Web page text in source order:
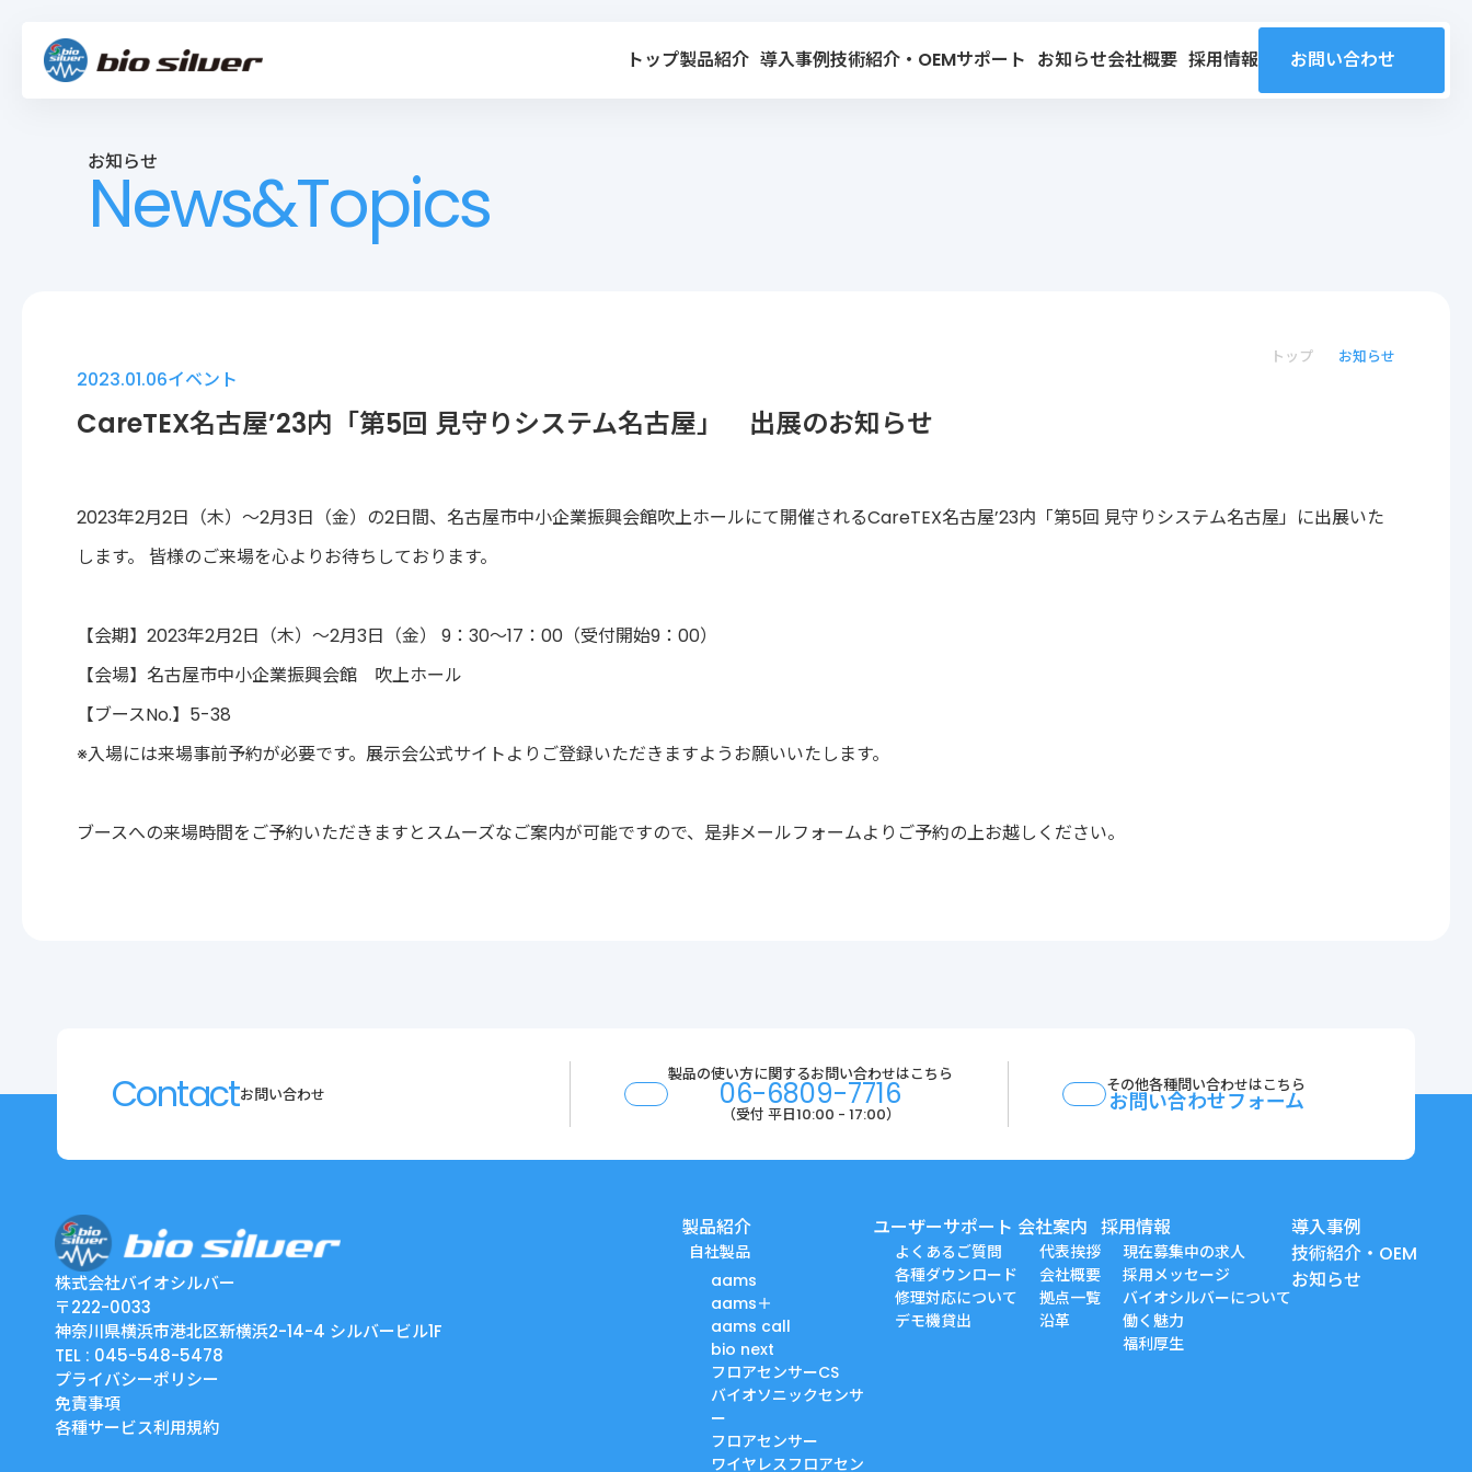
トップ製品紹介 導入事例技術紹介・OEMサポート お知らせ会社概要 採用情報 お問い合わせ
お知らせ
News&Topics
トップ お知らせ
2023.01.06イベント
CareTEX名古屋’23内「第5回 見守りシステム名古屋」 出展のお知らせ
2023年2月2日（木）～2月3日（金）の2日間、名古屋市中小企業振興会館吹上ホールにて開催されるCareTEX名古屋’23内「第5回 見守りシステム名古屋」に出展いた
します。 皆様のご来場を心よりお待ちしております。
【会期】2023年2月2日（木）～2月3日（金） 9：30～17：00（受付開始9：00）
【会場】名古屋市中小企業振興会館 吹上ホール
【ブースNo.】5-38
※入場には来場事前予約が必要です。展示会公式サイトよりご登録いただきますようお願いいたします。
ブースへの来場時間をご予約いただきますとスムーズなご案内が可能ですので、是非メールフォームよりご予約の上お越しください。
Contactお問い合わせ
製品の使い方に関するお問い合わせはこちら
06-6809-7716
（受付 平日10:00 - 17:00）
その他各種問い合わせはこちら
お問い合わせフォーム
株式会社バイオシルバー
〒222-0033
神奈川県横浜市港北区新横浜2-14-4 シルバービル1F
TEL : 045-548-5478
プライバシーポリシー
免責事項
各種サービス利用規約
製品紹介
自社製品
aams
aams＋
aams call
bio next
フロアセンサーCS
バイオソニックセンサ
ー
フロアセンサー
ワイヤレスフロアセン
ユーザーサポート
よくあるご質問
各種ダウンロード
修理対応について
デモ機貸出
会社案内
代表挨拶
会社概要
拠点一覧
沿革
採用情報
現在募集中の求人
採用メッセージ
バイオシルバーについて
働く魅力
福利厚生
導入事例
技術紹介・OEM
お知らせ